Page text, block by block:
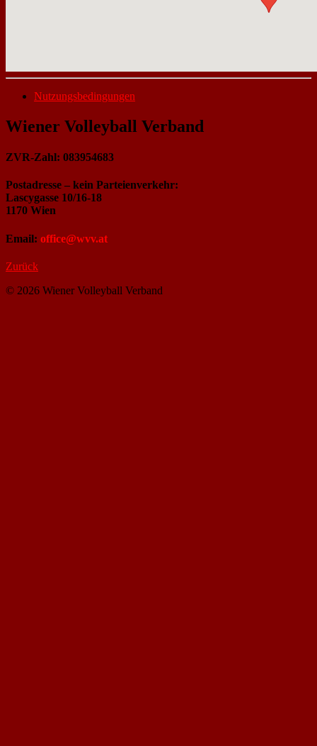
Nutzungsbedingungen
Wiener Volleyball Verband
ZVR-Zahl: 083954683
Postadresse – kein Parteienverkehr:
Lascygasse 10/16-18
1170 Wien
Email: office@wvv.at
Zurück
© 2026 Wiener Volleyball Verband